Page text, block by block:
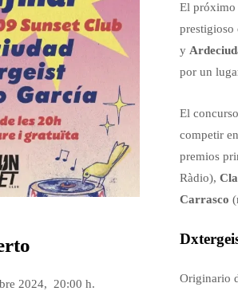
2024, 20:00 h.
El próximo
prestigioso
y
por un
El
competir
premios
Ràdio),
Carrasco
Originario